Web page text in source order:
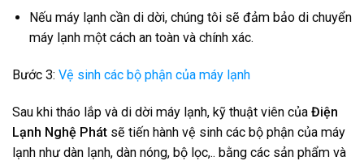
Nếu máy lạnh cần di dời, chúng tôi sẽ đảm bảo di chuyển
máy lạnh một cách an toàn và chính xác.
Bước 3: Vệ sinh các bộ phận của máy lạnh
Sau khi tháo lắp và di dời máy lạnh, kỹ thuật viên của Điện
Lạnh Nghệ Phát sẽ tiến hành vệ sinh các bộ phận của máy
lạnh như dàn lạnh, dàn nóng, bộ lọc,.. bằng các sản phẩm và